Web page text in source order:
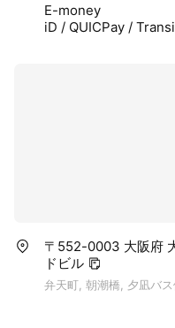
E-money
iD / QUICPay /
〒552-0003 大阪府
ドビル
弁天町, 朝潮橋, 夕凪バ